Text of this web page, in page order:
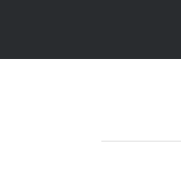
InhaltLEISE/laut –